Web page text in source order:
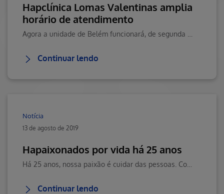
Hapclínica Lomas Valentinas amplia
horário de atendimento
Continuar lendo
Notícia
13 de agosto de 2019
Hapaixonados por vida há 25 anos
Continuar lendo